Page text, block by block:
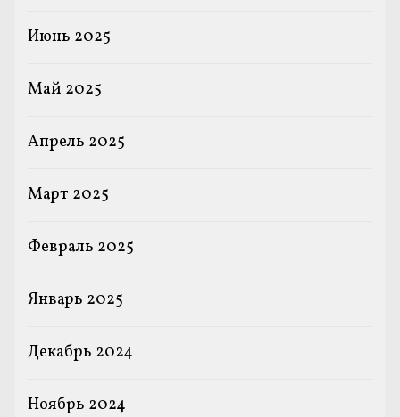
Июнь 2025
Май 2025
Апрель 2025
Март 2025
Февраль 2025
Январь 2025
Декабрь 2024
Ноябрь 2024